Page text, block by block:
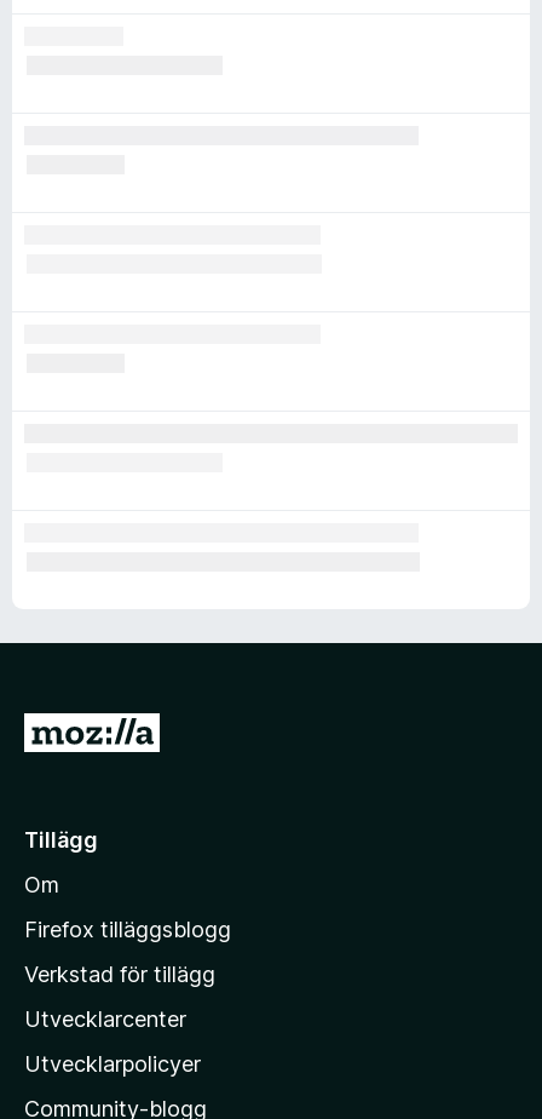
G
i
l
M
z
i
l
Tillägg
Om
Firefox tilläggsblogg
Verkstad för tillägg
Utvecklarcenter
Utvecklarpolicyer
Community-blogg